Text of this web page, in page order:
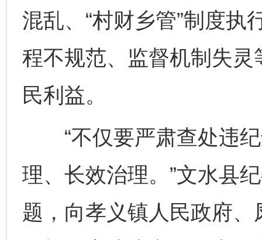
混乱、“村财乡管”制度
程不规范、监督机制失
民利益。
“不仅要严肃查处违纪
理、长效治理。”文水县
题，向孝义镇人民政府